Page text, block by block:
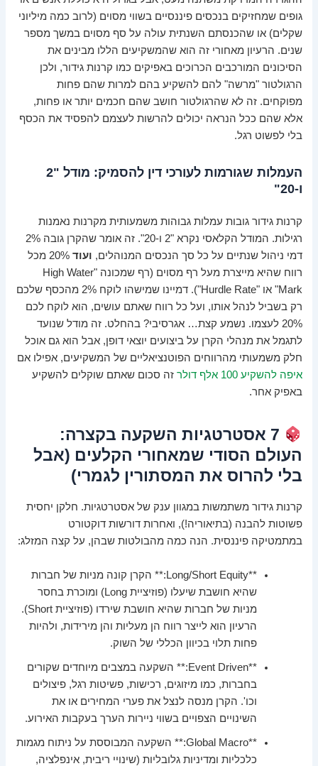
גופים שמחזיקים בנכסים פיננסיים בשווי מסוים (לרוב כמה מיליוני
שקלים) או שהכנסתם השנתית עולה על סף מסוים במשך מספר
שנים. הרעיון מאחורי זה הוא שהמשקיעים הללו מבינים את
הסיכונים המורכבים הכרוכים באפיקים כמו קרנות גידור, ולכן
הרגולטור "מרשה" להם להשקיע בהם למרות שהם פחות
מפוקחים. זה לא שהרגולטור חושב שהם חכמים יותר או פחות,
אלא שהם ככל הנראה יכולים להרשות לעצמם להפסיד את הכסף
בלי לפשוט רגל.
העמלות שגורמות לעורכי דין להסמיק: מודל "2
ו-20"
קרנות גידור גובות עמלות גבוהות משמעותית מקרנות נאמנות
רגילות. המודל הקלאסי נקרא "2 ו-20". זה אומר שהקרן גובה 2%
דמי ניהול שנתיים על כל סך הנכסים המנוהלים, ועוד
20% מכל
רווח שהיא מייצרת מעל רף מסוים (רף שמכונה "High Water
Mark" או "Hurdle Rate"). דמיינו שמישהו לוקח 2% מהכסף שלכם
רק בשביל לנהל אותו, ועל כל רווח שאתם עושים, הוא לוקח לכם
20% לעצמו. נשמע קצת… אגרסיבי? בהחלט. זה מודל שנועד
לתגמל את מנהלי הקרן על ביצועים יוצאי דופן, אבל הוא גם אוכל
חלק משמעותי מהרווחים הפוטנציאליים של המשקיעים, אפילו אם
איפה להשקיע 100 אלף דולר
זה סכום שאתם שוקלים להשקיע
באפיק אחר.
7 אסטרטגיות השקעה בקצרה:
העולם הסודי שמאחורי הקלעים (אבל
בלי להרוס את המסתורין לגמרי)
קרנות גידור משתמשות במגוון ענק של אסטרטגיות. חלקן יחסית
פשוטות להבנה (בתיאוריה!), ואחרות דורשות דוקטורט
במתמטיקה פיננסית. הנה כמה מהבולטות שבהן, על קצה המזלג:
**Long/Short Equity:** הקרן קונה מניות של חברות
שהיא חושבת שיעלו (פוזיציית Long) ומוכרת בחסר
מניות של חברות שהיא חושבת שירדו (פוזיציית Short).
הרעיון הוא לייצר רווח הן מעליות והן מירידות, ולהיות
פחות תלוי בכיוון הכללי של השוק.
**Event Driven:** השקעה במצבים מיוחדים שקורים
בחברות, כמו מיזוגים, רכישות, פשיטות רגל, פיצולים
וכו'. הקרן מנסה לנצל את פערי המחירים או את
השינויים הצפויים בשווי ניירות הערך בעקבות האירוע.
**Global Macro:** השקעה המבוססת על ניתוח מגמות
כלכליות ומדיניות גלובליות (שינויי ריבית, אינפלציה,